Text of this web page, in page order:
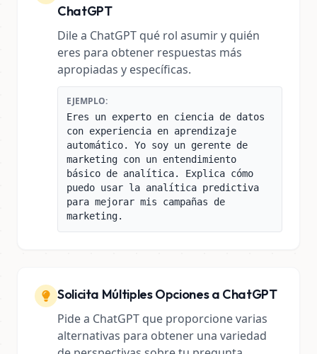
ChatGPT
Dile a ChatGPT qué rol asumir y quién
eres para obtener respuestas más
apropiadas y específicas.
EJEMPLO:
Eres un experto en ciencia de datos
con experiencia en aprendizaje
automático. Yo soy un gerente de
marketing con un entendimiento
básico de analítica. Explica cómo
puedo usar la analítica predictiva
para mejorar mis campañas de
marketing.
Solicita Múltiples Opciones a ChatGPT
Pide a ChatGPT que proporcione varias
alternativas para obtener una variedad